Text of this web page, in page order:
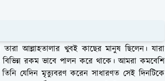
আল্লাহতালার খুবই কাছের মানুষ ছিলেন। যারা
রকম ভাবে পালন করে থাকে। আমরা কমবেশি
যেদিন মৃত্যুবরণ করেন সাধারণত সেই দিনটিকে